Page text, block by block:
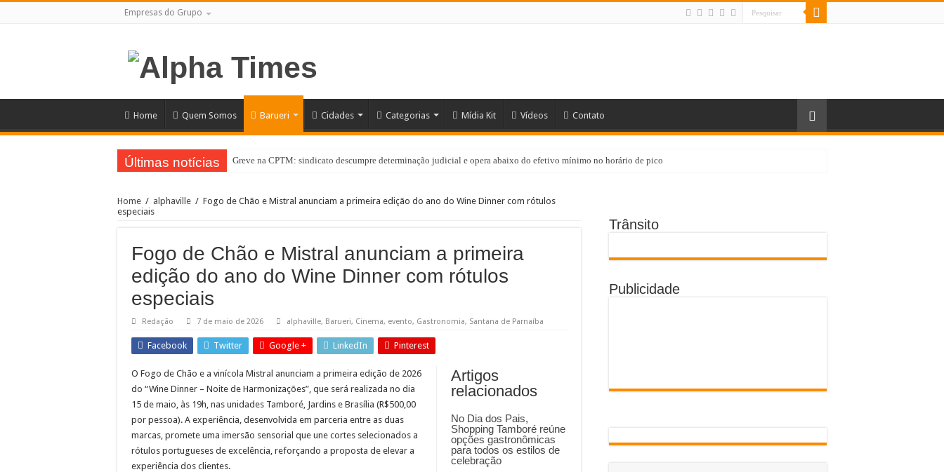
Empresas do Grupo
Home Quem Somos Barueri Cidades Categorias Mídia Kit Vídeos Contato
Últimas notícias Greve na CPTM: sindicato descumpre determinação judicial e opera abaixo do efetivo mínimo no horário de pico
SESI Santana de Parnaíba abre inscrições gratuitas para diversos cursos
Guarda Municipal intensifica combate ao crime e realiza importantes prisões em Santana de Parnaíba
Mais cuidado desde a gestação: prefeitura entrega 107 kits do programa Mãe Parnaibana
Dia dos Pais no Shopping Tamboré tem sorteio de motocicleta Ducati e vinho argentino na promoção Compre & Ganhe
Sessões Ordinárias da Câmara de Municipal de Jandira retornam em Agosto
Home / alphaville / Fogo de Chão e Mistral anunciam a primeira edição do ano do Wine Dinner com rótulos
especiais
Fogo de Chão e Mistral anunciam a primeira
edição do ano do Wine Dinner com rótulos
especiais
Redação 7 de maio de 2026 alphaville, Barueri, Cinema, evento, Gastronomia, Santana de Parnaíba
Facebook Twitter Google + LinkedIn Pinterest
Artigos
relacionados
No Dia dos Pais,
Shopping Tamboré reúne
opções gastronômicas
para todos os estilos de
celebração
O Fogo de Chão e a vinícola Mistral anunciam a primeira edição de 2026
do “Wine Dinner – Noite de Harmonizações”, que será realizada no dia
15 de maio, às 19h, nas unidades Tamboré, Jardins e Brasília (R$500,00
por pessoa). A experiência, desenvolvida em parceria entre as duas
marcas, promete uma imersão sensorial que une cortes selecionados a
rótulos portugueses de excelência, reforçando a proposta de elevar a
experiência dos clientes.
Trânsito
Publicidade